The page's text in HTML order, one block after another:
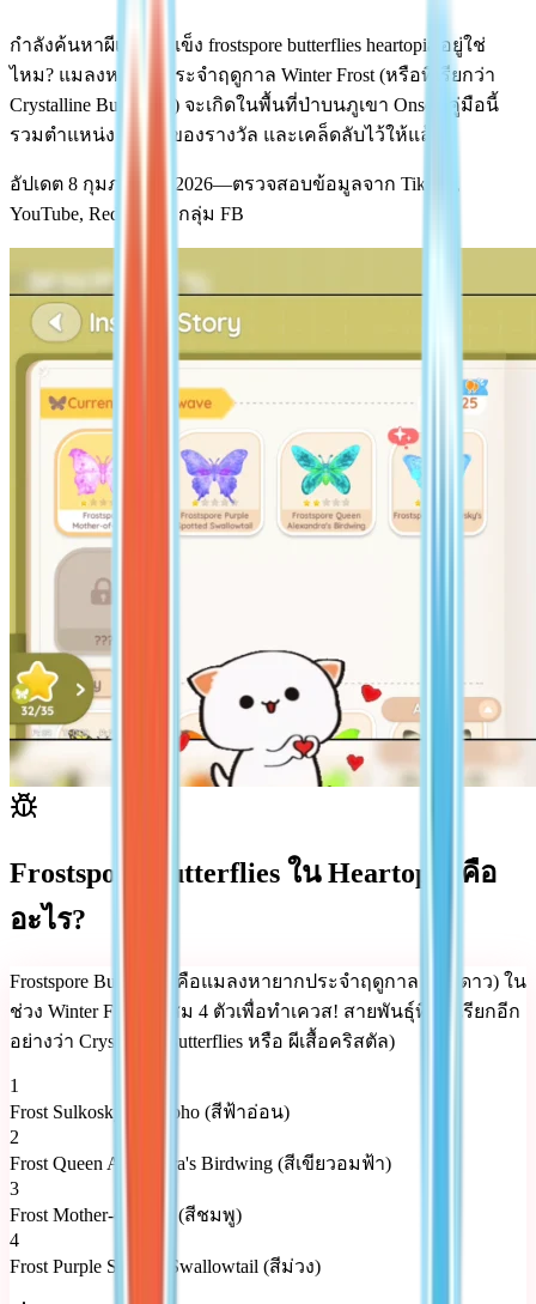
กำลังค้นหาผีเสื้อน้ำแข็ง frostspore butterflies heartopia อยู่ใช่
ไหม? แมลงหายากประจำฤดูกาล Winter Frost (หรือที่เรียกว่า
Crystalline Butterflies) จะเกิดในพื้นที่ป่าบนภูเขา Onsen คู่มือนี้
รวมตำแหน่ง วิธีจับ ของรางวัล และเคล็ดลับไว้ให้แล้ว
อัปเดต 8 กุมภาพันธ์ 2026—ตรวจสอบข้อมูลจาก TikTok,
YouTube, Reddit และกลุ่ม FB
Frostspore Butterflies ใน Heartopia คือ
อะไร?
Frostspore Butterflies คือแมลงหายากประจำฤดูกาล (3-5 ดาว) ใน
ช่วง Winter Frost สะสม 4 ตัวเพื่อทำเควส! สายพันธุ์ที่มี: (เรียกอีก
อย่างว่า Crystalline Butterflies หรือ ผีเสื้อคริสตัล)
1
Frost Sulkosky's Morpho (สีฟ้าอ่อน)
2
Frost Queen Alexandra's Birdwing (สีเขียวอมฟ้า)
3
Frost Mother-of-Pearl (สีชมพู)
4
Frost Purple Spotted Swallowtail (สีม่วง)